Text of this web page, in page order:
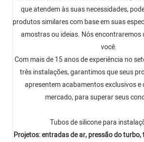
que atendem às suas necessidades,
produtos similares com base em suas
amostras ou ideias. Nós encontraremos
você.
Com mais de 15 anos de experiência no
três instalações, garantimos que seus
apresentem acabamentos exclusivos
mercado, para superar seus
Tubos de silicone para
Projetos: entradas de ar, pressão do